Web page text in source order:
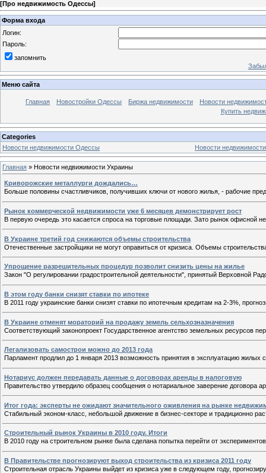
[Про недвижимость Одессы]
Форма входа
Логин:
Пароль:
запомнить
Меню сайта
Главная Новостройки Одессы Биржа недвижимости
Новости
Купить
Categories
Новости недвижимости Одессы
Новости
Главная » Новости недвижимости Украины
Криворожские металлурги дождались…
Больше половины счастливчиков, получивших ключи от нового жилья, - рабочие
Рынок коммерческой недвижимости уже 6 месяцев демонстрирует рост
В первую очередь это касается спроса на торговые площади. Зато рынок офисной
В Украине третий год снижаются объемы строительства
Отечественные застройщики не могут оправиться от кризиса. Объемы
Упрощение разрешительных процедур позволит снизить цены на жилье
Закон "О регулировании градостроительной деятельности", принятый Верховной
В этом году банки снизят ставки по ипотеке
В 2011 году украинские банки снизят ставки по ипотечным кредитам на 2-3%,
В Украине отменят мораторий на продажу земель сельхозназначения
Соответствующий законопроект Государственное агентство земельных ресурсов
Легализовать самострои можно до 2013 года
Парламент продлил до 1 января 2013 возможность принятия в эксплуатацию жилых
Нотариус должен передавать данные о договорах аренды в налоговую
Правительство утвердило образец сообщения о нотариальное заверение договора
Итог года: эксперты не ожидают значительного оживления на рынке
Стабильный эконом-класс, небольшой движение в бизнес-секторе и традиционно
Строительный рынок Украины в 2010 году. Итоги
В 2010 году на строительном рынке была сделана попытка перейти от
В Правительстве прогнозируют выход строительства из кризиса 2011 году
Строительная отрасль Украины выйдет из кризиса уже в следующем году,